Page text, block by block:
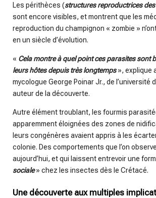
Les périthèces (structures reproductrices
sont encore visibles, et montrent que les
reproduction du champignon « zombie »
en un siècle d’évolution.
« Cela montre à quel point ces parasites sont
leurs hôtes depuis très longtemps», explique
mycologue George Poinar Jr., de l’université
auteur de la découverte.
Autre élément troublant, les fourmis
apparemment éloignées des zones de
leurs congénères avaient appris à les
colonie. Des comportements que l’on
aujourd’hui, et qui laissent entrevoir une
sociale» chez les insectes dès le Crétacé.
Une découverte aux multiples